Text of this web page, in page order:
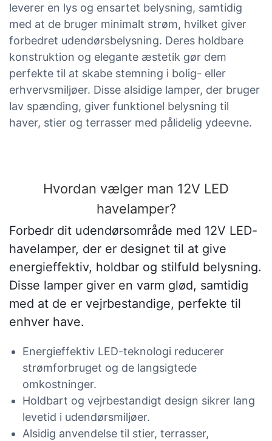
leverer en lys og ensartet belysning, samtidig
med at de bruger minimalt strøm, hvilket giver
forbedret udendørsbelysning. Deres holdbare
konstruktion og elegante æstetik gør dem
perfekte til at skabe stemning i bolig- eller
erhvervsmiljøer. Disse alsidige lamper, der bruger
lav spænding, giver funktionel belysning til
haver, stier og terrasser med pålidelig ydeevne.
Hvordan vælger man 12V LED
havelamper?
Forbedr dit udendørsområde med 12V LED-
havelamper, der er designet til at give
energieffektiv, holdbar og stilfuld belysning.
Disse lamper giver en varm glød, samtidig
med at de er vejrbestandige, perfekte til
enhver have.
Energieffektiv LED-teknologi reducerer
strømforbruget og de langsigtede
omkostninger.
Holdbart og vejrbestandigt design sikrer lang
levetid i udendørsmiljøer.
Alsidig anvendelse til stier, terrasser,